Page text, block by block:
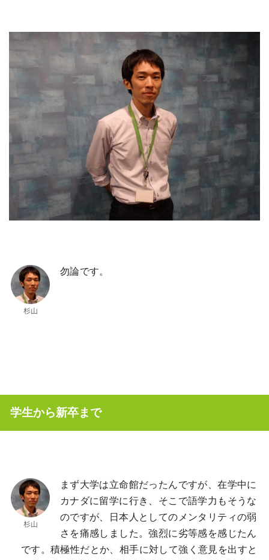
勿論です。
学生から新卒まで
まず大学は立命館だったんですが、在学中に
カナダに留学に行き、そこで語学力もそうな
のですが、日本人としてのメンタリティの弱
さを痛感しました。強烈に劣等感を感じたん
です。積極性だとか、相手に対して強く意見を出すと